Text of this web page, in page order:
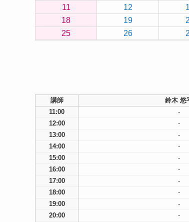
11
12
18
19
25
26
講師 鈴木 悠
11:00
-
12:00
-
13:00
-
14:00
-
15:00
-
16:00
-
17:00
-
18:00
-
19:00
-
20:00
-